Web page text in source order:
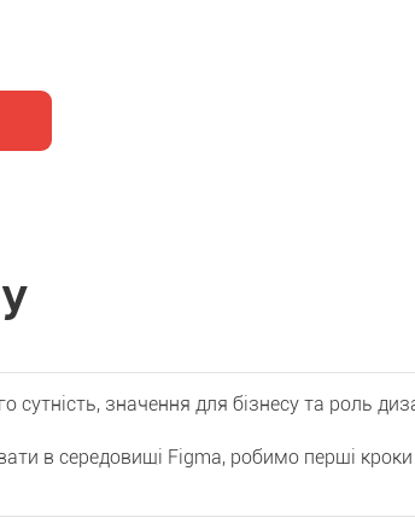
сутність, значення для бізнесу та роль
в середовищі Figma, робимо перші кроки